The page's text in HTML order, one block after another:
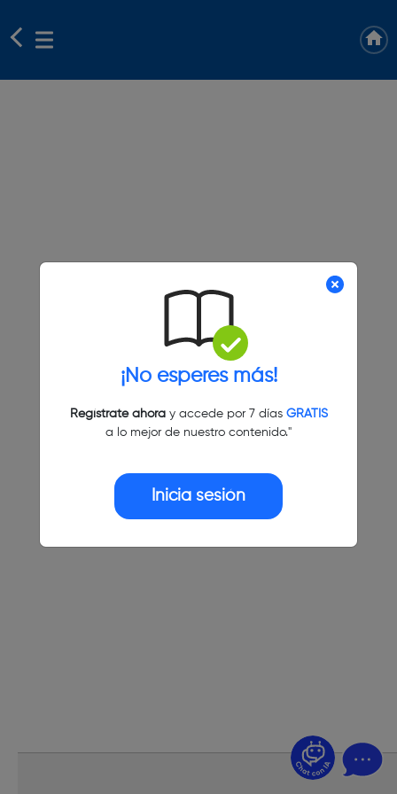
¡No esperes más!
Regístrate ahoray accede por 7 días GRATIS
a lo mejor de nuestro contenido."
Inicia sesión